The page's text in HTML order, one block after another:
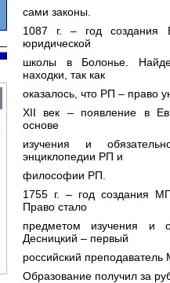
сами законы.
1087 г. – год создания
юридической
школы в Болонье.
находки, так как
оказалось, что РП – право
XII век – появление в
основе
изучения и
энциклопедии РП и
философии РП.
1755 г. – год создания
Право стало
предметом изучения и
Десницкий – первый
российский
Образование получил за